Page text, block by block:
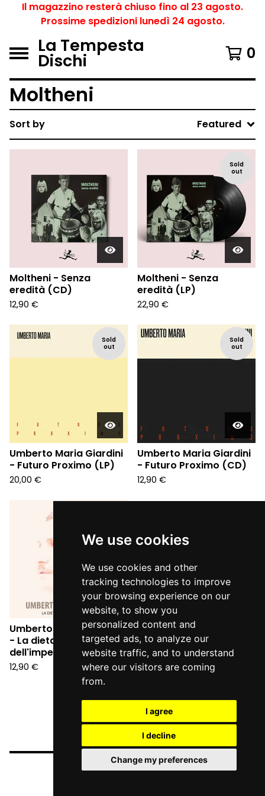
We use cookies
We use cookies and other
tracking technologies to improve
your browsing experience on our
website, to show you
personalized content and
targeted ads, to analyze our
website traffic, and to understand
where our visitors are coming
from.
I agree
I decline
Change my preferences
Il magazzino resterà chiuso fino al 23 agosto.
Prossime spedizioni lunedì 24 agosto.
La Tempesta
Dischi 0
Moltheni
Sort by Featured
Moltheni - Senza
eredità (CD)
12,90 €
Sold
out
Moltheni - Senza
eredità (LP)
22,90 €
Sold
out
Umberto Maria Giardini
- Futuro Proximo (LP)
20,00 €
Sold
out
Umberto Maria Giardini
- Futuro Proximo (CD)
12,90 €
Umberto Maria Giardini
- La dieta
dell'imperatrice (CD)
12,90 €